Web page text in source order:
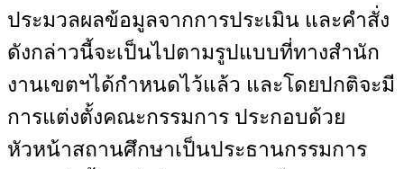
ประมวลผลข้อมูลจากการประเมิน และคำสั่ง
ดังกล่าวนี้จะเป็นไปตามรูปแบบที่ทางสำนัก
งานเขตฯได้กำหนดไว้แล้ว และโดยปกติจะมี
การแต่งตั้งคณะกรรมการ ประกอบด้วย
หัวหน้าสถานศึกษาเป็นประธานกรรมการ